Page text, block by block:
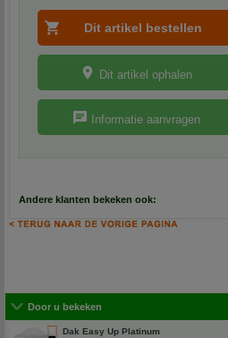
Dit artikel ophalen
Informatie aanvragen
Andere klanten bekeken ook:
Door u bekeken
Dak Easy Up Platinum